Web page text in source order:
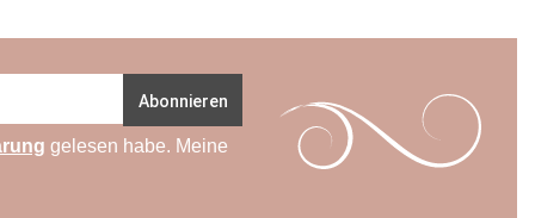
Abonnieren
gelesen habe. Meine